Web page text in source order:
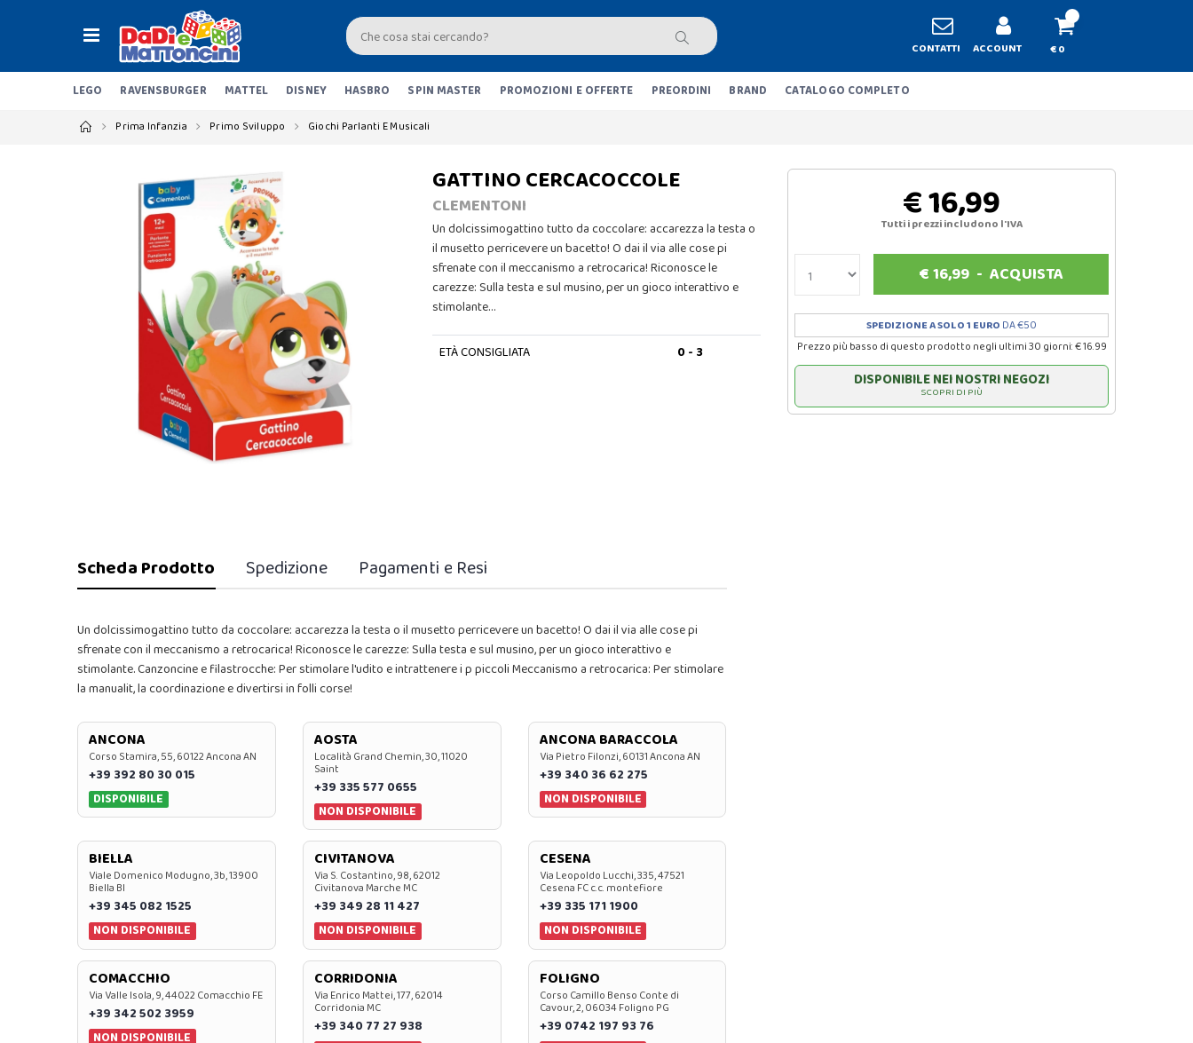
CONTATTI ACCOUNT € 0
LEGO RAVENSBURGER MATTEL DISNEY HASBRO SPIN MASTER PROMOZIONI E OFFERTE PREORDINI BRAND CATALOGO COMPLETO
Prima Infanzia Primo Sviluppo Giochi Parlanti E Musicali
GATTINO CERCACOCCOLE
CLEMENTONI
Un dolcissimogattino tutto da coccolare: accarezza la testa o
il musetto perricevere un bacetto! O dai il via alle cose pi
sfrenate con il meccanismo a retrocarica! Riconosce le
carezze: Sulla testa e sul musino, per un gioco interattivo e
stimolante…
ETÀ CONSIGLIATA 0 - 3
€ 16,99
Tutti i prezzi includono l'IVA
€16,99- ACQUISTA
SPEDIZIONE A SOLO 1 EURO DA €50
Prezzo più basso di questo prodotto negli ultimi 30 giorni: € 16.99
DISPONIBILE NEI NOSTRI NEGOZI
SCOPRI DI PIÙ
Scheda Prodotto Spedizione Pagamenti e Resi
Un dolcissimogattino tutto da coccolare: accarezza la testa o il musetto perricevere un bacetto! O dai il via alle cose pi
sfrenate con il meccanismo a retrocarica! Riconosce le carezze: Sulla testa e sul musino, per un gioco interattivo e
stimolante. Canzoncine e filastrocche: Per stimolare l'udito e intrattenere i p piccoli Meccanismo a retrocarica: Per stimolare
la manualit, la coordinazione e divertirsi in folli corse!
ANCONA
Corso Stamira, 55, 60122 Ancona AN
+39 392 80 30 015
DISPONIBILE
AOSTA
Località Grand Chemin, 30, 11020
Saint
+39 335 577 0655
NON DISPONIBILE
ANCONA BARACCOLA
Via Pietro Filonzi, 60131 Ancona AN
+39 340 36 62 275
NON DISPONIBILE
BIELLA
Viale Domenico Modugno, 3b, 13900
Biella BI
+39 345 082 1525
NON DISPONIBILE
CIVITANOVA
Via S. Costantino, 98, 62012
Civitanova Marche MC
+39 349 28 11 427
NON DISPONIBILE
CESENA
Via Leopoldo Lucchi, 335, 47521
Cesena FC c.c. montefiore
+39 335 171 1900
NON DISPONIBILE
COMACCHIO
Via Valle Isola, 9, 44022 Comacchio FE
+39 342 502 3959
NON DISPONIBILE
CORRIDONIA
Via Enrico Mattei, 177, 62014
Corridonia MC
+39 340 77 27 938
FOLIGNO
Corso Camillo Benso Conte di
Cavour, 2, 06034 Foligno PG
+39 0742 197 93 76